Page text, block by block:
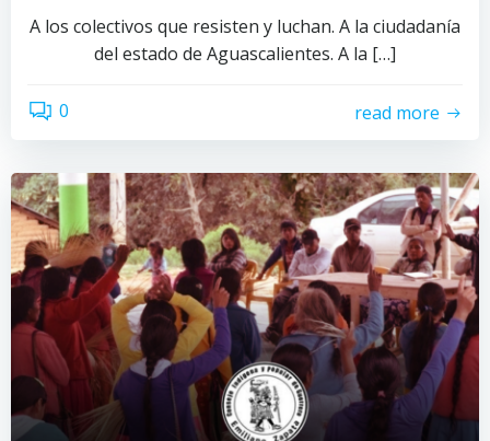
A los colectivos que resisten y luchan. A la ciudadanía
del estado de Aguascalientes. A la […]
0 read more